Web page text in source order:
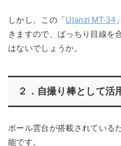
しかし、この「 Ulanzi MT-34
きますので、ばっちり目線を
はないでしょうか。
２．自撮り棒として活
ボール雲台が搭載されている
能です。